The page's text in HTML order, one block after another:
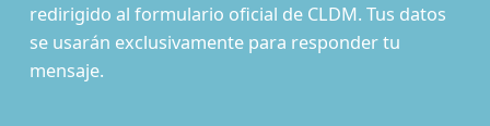
redirigido al formulario oficial de CLDM. Tus datos
se usarán exclusivamente para responder tu
mensaje.